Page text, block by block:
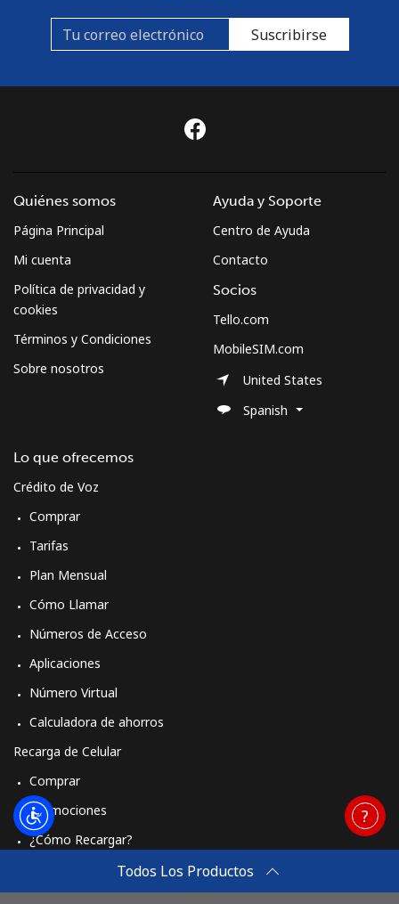
Suscribirse
Todos Los Productos
Quiénes somos
Página Principal
Mi cuenta
Política de privacidad y
cookies
Términos y Condiciones
Sobre nosotros
Lo que ofrecemos
Crédito de Voz
Comprar
Tarifas
Plan Mensual
Cómo Llamar
Números de Acceso
Aplicaciones
Número Virtual
Calculadora de ahorros
Recarga de Celular
Comprar
Promociones
¿Cómo Recargar?
Ayuda y Soporte
Centro de Ayuda
Contacto
Socios
Tello.com
MobileSIM.com
United States
Spanish